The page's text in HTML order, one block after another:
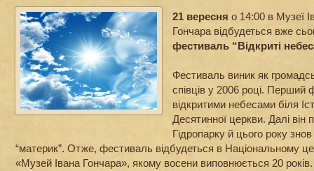
21 вересня о 14:00 в Музеї
Гончара відбудеться вже
фестиваль “Відкриті
Фестиваль виник як
співців у 2006 році. Перший
відкритими небесами біля
Десятинної церкви. Далі він
Гідропарку й цього року
“материк”. Отже, фестиваль відбудеться в Національному
«Музей Івана Гончара», якому восени виповнюється 20 років.